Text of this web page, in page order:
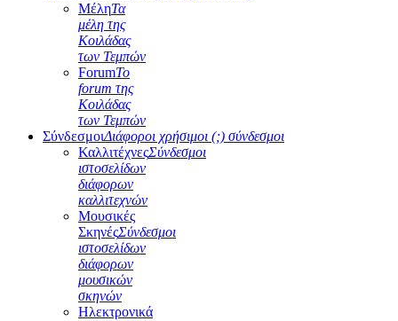
ΜέληΤα
μέλη της
Κοιλάδας
των Τεμπών
ForumΤο
forum της
Κοιλάδας
των Τεμπών
ΣύνδεσμοιΔιάφοροι χρήσιμοι (;) σύνδεσμοι
ΚαλλιτέχνεςΣύνδεσμοι
ιστοσελίδων
διάφορων
καλλιτεχνών
Μουσικές
ΣκηνέςΣύνδεσμοι
ιστοσελίδων
διάφορων
μουσικών
σκηνών
Ηλεκτρονικά